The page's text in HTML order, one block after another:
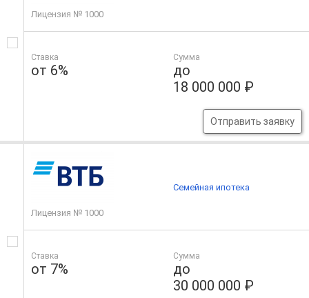
Лицензия № 1000
Ставка
от 6%
Сумма
до
18 000 000 ₽
Отправить заявку
Лицензия № 1000
Ставка
от 7%
Сумма
до
30 000 000 ₽
Семейная ипотека